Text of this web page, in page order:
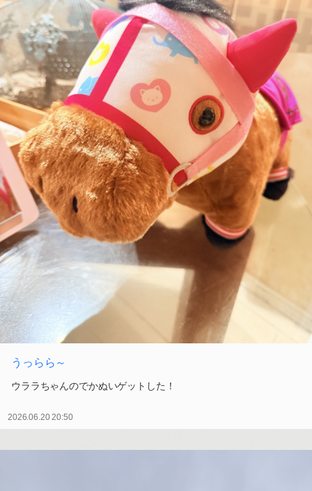
うっらら～
ウララちゃんのでかぬいゲットした！
2026.06.20 20:50